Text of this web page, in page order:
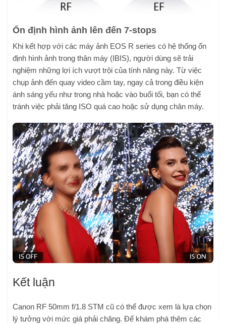
Ổn định hình ảnh lên đến 7-stops
Khi kết hợp với các máy ảnh EOS R series có hệ thống ổn
định hình ảnh trong thân máy (IBIS), người dùng sẽ trải
nghiệm những lợi ích vượt trội của tính năng này. Từ việc
chụp ảnh đến quay video cầm tay, ngay cả trong điều kiện
ánh sáng yếu như trong nhà hoặc vào buổi tối, bạn có thể
tránh việc phải tăng ISO quá cao hoặc sử dụng chân máy.
Kết luận
Canon RF 50mm f/1.8 STM cũ có thể được xem là lựa chọn
lý tưởng với mức giá phải chăng. Để khám phá thêm các